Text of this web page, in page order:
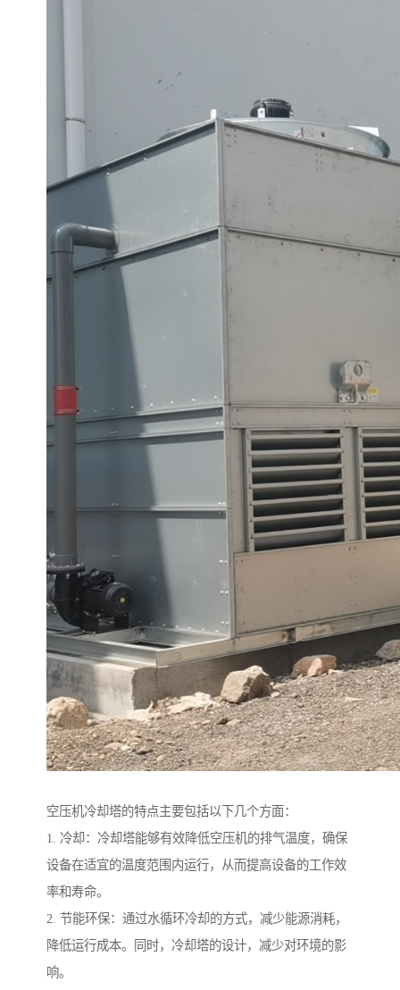
空压机冷却塔的特点主要包括以下几个方面：
1. 冷却：冷却塔能够有效降低空压机的排气温度，确保
设备在适宜的温度范围内运行，从而提高设备的工作效
率和寿命。
2. 节能环保：通过水循环冷却的方式，减少能源消耗，
降低运行成本。同时，冷却塔的设计，减少对环境的影
响。